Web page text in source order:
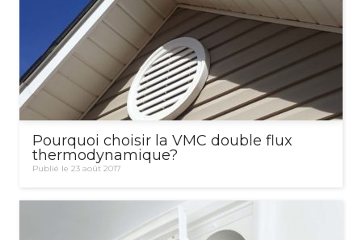
Pourquoi choisir la VMC double flux
thermodynamique?
Publié le 23 août 2017